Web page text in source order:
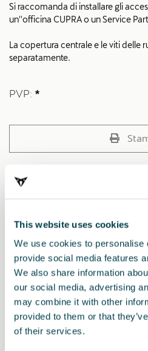
This website uses cookies
We use cookies to personalise
provide social media features
We also share information
our social media, advertising
may combine it with other
provided to them or that
of their services.
Si raccomanda di installare gli
un''officina CUPRA o un Service
La copertura centrale e le viti delle
separatamente.
PVP: *
Potrebbe